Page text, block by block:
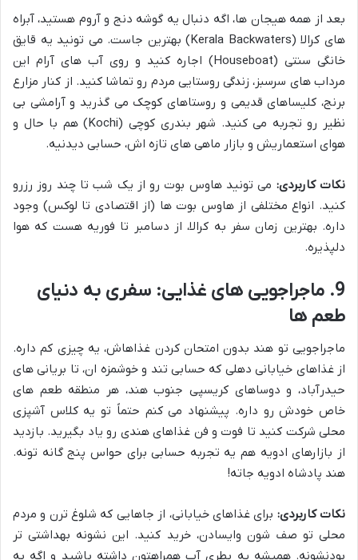
بعد از همه هیجان ها، اگه دنبال یه گوشه دنج و آروم هستید، آبراه
های کرالا (Kerala Backwaters) بهترین جاست. می تونید یه قایق
خانگی سنتی (Houseboat) اجاره کنید و روی آب های آرام این
مرداب های سرسبز، زندگی روستایی مردم رو تماشا کنید. از کنار مزارع
برنج، کلیساهای قدیمی و روستاهای کوچک می گذرید و آرامشی بی
نظیر رو تجربه می کنید. شهر بندری کوچی (Kochi) هم با حال و
هوای استعماریش و بازار ماهی های تازه اش، حسابی دیدنیه.
نکات کاربردی: می تونید هاوس بوت رو از یک شب تا چند روز رزرو
کنید. انواع مختلفی از هاوس بوت ها (از اقتصادی تا لوکس) وجود
داره. بهترین زمان سفر به کرالا، از دسامبر تا فوریه هست که هوا
دلپذیره.
9. ماجراجویی های غذایی: سفری به دنیای
طعم ها
ماجراجویی تو هند بدون امتحان کردن غذاهاش، یه چیزی کم داره.
از غذاهای خیابانی دهلی که حسابی تند و خوشمزه ان، تا بریانی های
حیدرآباد، و دوساهای کریسپی جنوب هند، هر منطقه طعم های
خاص خودش رو داره. پیشنهاد می کنم حتماً تو یه کلاس آشپزی
محلی شرکت کنید تا فوت و فن غذاهای هندی رو یاد بگیرید. بازدید
از بازارهای ادویه هم یه تجربه حسابی برای حواس پنج گانه تونه.
هند پادشاه ادویه جاته!
نکات کاربردی: برای غذاهای خیابانی، از جاهایی که شلوغ ترن و مردم
محلی تو صف شون وایسادن، خرید کنید. این نشونه بهداشتی تر
بودنشونه. همیشه یه بطری آب همراهتون داشته باشید و اگه به